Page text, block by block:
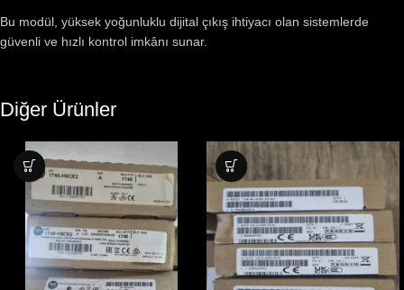
Bu modül, yüksek yoğunluklu dijital çıkış ihtiyacı olan sistemlerde
güvenli ve hızlı kontrol imkânı sunar.
Diğer Ürünler